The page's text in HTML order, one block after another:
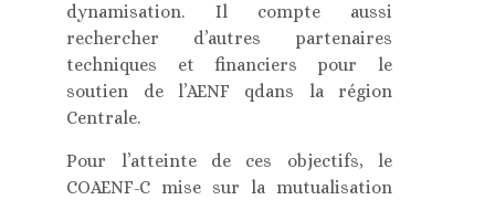
dynamisation. Il compte aussi
rechercher d’autres partenaires
techniques et financiers pour le
soutien de l’AENF qdans la région
Centrale.
Pour l’atteinte de ces objectifs, le
COAENF-C mise sur la mutualisation